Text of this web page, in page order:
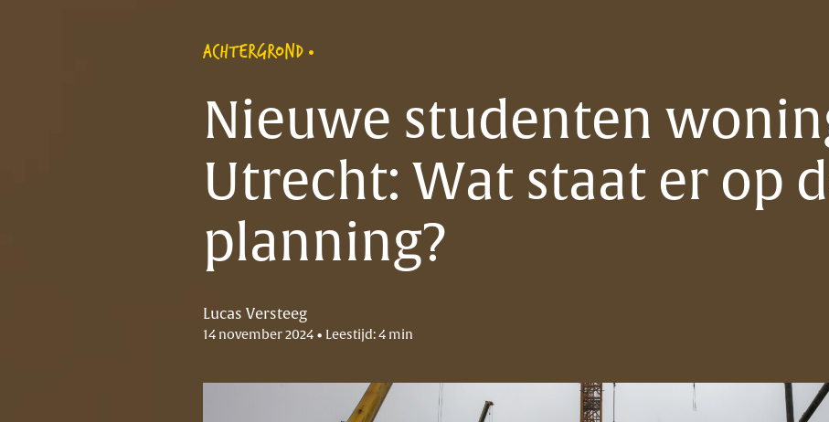
ACHTERGROND
Nieuwe studenten
Utrecht: Wat staat er op
planning?
Lucas Versteeg
14 november 2024 • Leestijd: 4 min